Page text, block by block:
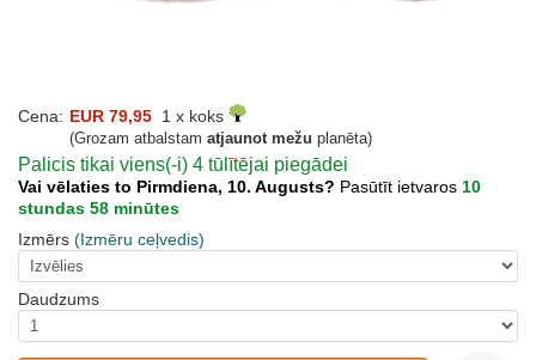
Cena: EUR 79,95 1 x koks
(Grozam atbalstam atjaunot mežu planēta)
Palicis tikai viens(-i) 4 tūlītējai piegādei
Vai vēlaties to Pirmdiena, 10. Augusts? Pasūtīt ietvaros 10
stundas 58 minūtes
Izmērs (Izmēru ceļvedis)
Daudzums